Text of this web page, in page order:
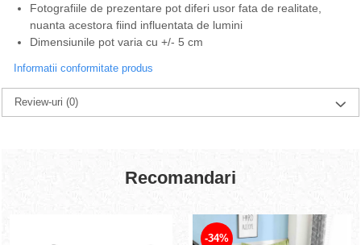
Fotografiile de prezentare pot diferi usor fata de realitate,
nuanta acestora fiind influentata de lumini
Dimensiunile pot varia cu +/- 5 cm
Informatii conformitate produs
Review-uri(0)
Recomandari
-34%